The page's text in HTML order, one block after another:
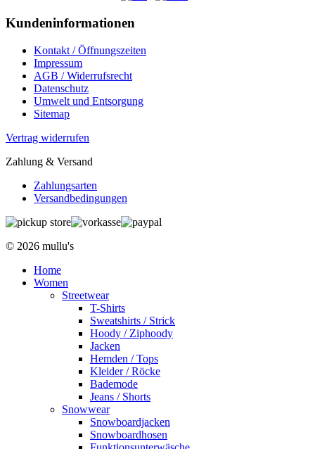
Kundeninformationen
Kontakt / Öffnungszeiten
Impressum
AGB / Widerrufsrecht
Datenschutz
Umwelt und Entsorgung
Sitemap
Vertrag widerrufen
Zahlung & Versand
Zahlungsarten
Versandbedingungen
© 2026 mullu's
Home
Women
Streetwear
T-Shirts
Sweatshirts / Strick
Hoody / Ziphoody
Jacken
Hemden / Tops
Kleider / Röcke
Bademode
Jeans / Shorts
Snowwear
Snowboardjacken
Snowboardhosen